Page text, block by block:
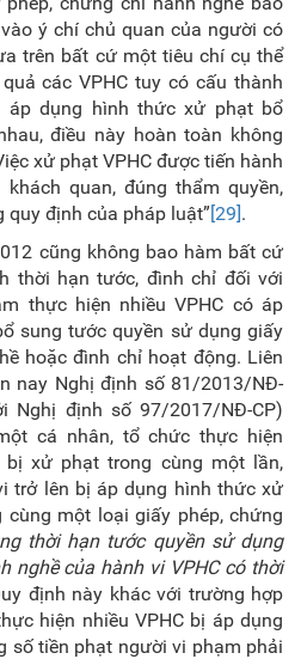
ý chí chủ quan của người có
trên bất cứ một tiêu chí cụ thể
các VPHC tuy có cấu thành
áp dụng hình thức xử phạt bổ
điều này hoàn toàn không
xử phạt VPHC được tiến hành
quan, đúng thẩm quyền,
quy định của pháp luật”[29].
cũng không bao hàm bất cứ
thời hạn tước, đình chỉ đối với
thực hiện nhiều VPHC có áp
sung tước quyền sử dụng giấy
hoặc đình chỉ hoạt động. Liên
nay Nghị định số 81/2013/NĐ-
Nghị định số 97/2017/NĐ-CP)
cá nhân, tổ chức thực hiện
bị xử phạt trong cùng một lần,
trở lên bị áp dụng hình thức xử
một loại giấy phép, chứng
thời hạn tước quyền sử dụng
nghề của hành vi VPHC có thời
định này khác với trường hợp
hiện nhiều VPHC bị áp dụng
số tiền phạt người vi phạm phải